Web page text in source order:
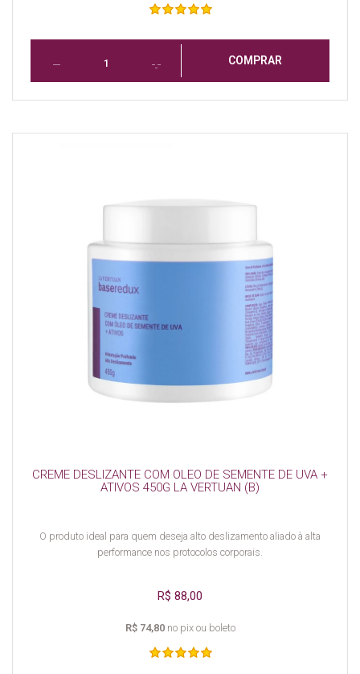
COMPRAR
CREME DESLIZANTE COM OLEO DE SEMENTE DE UVA +
ATIVOS 450G LA VERTUAN (B)
O produto ideal para quem deseja alto deslizamento aliado à alta
performance nos protocolos corporais.
R$ 88,00
R$ 74,80no pix ou boleto